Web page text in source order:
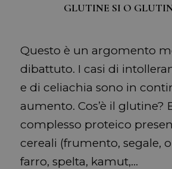
GLUTINE SI O
Questo è un argomento
dibattuto. I casi di
e di celiachia sono in
aumento. Cos’è il glutine?
complesso proteico
cereali (frumento, segale,
farro, spelta, kamut,…